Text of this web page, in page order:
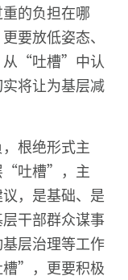
的负担在哪
要放低姿态、
从“吐槽”中认
将让为基层减
根绝形式主
“吐槽”，主
，是基础、是
干部群众谋事
层治理等工作
”，更要积极